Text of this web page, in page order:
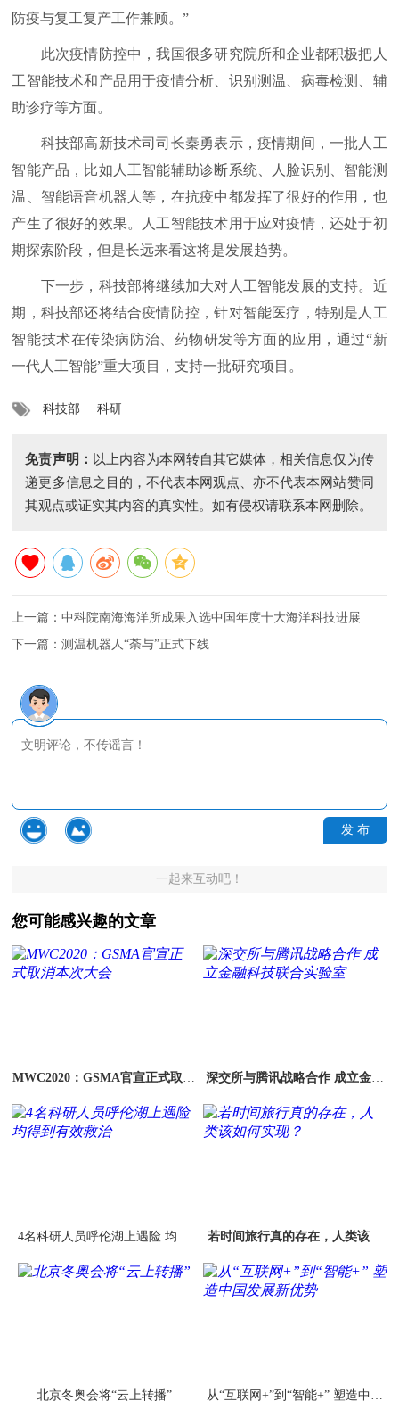
防疫与复工复产工作兼顾。”
此次疫情防控中，我国很多研究院所和企业都积极把人
工智能技术和产品用于疫情分析、识别测温、病毒检测、辅
助诊疗等方面。
科技部高新技术司司长秦勇表示，疫情期间，一批人工
智能产品，比如人工智能辅助诊断系统、人脸识别、智能测
温、智能语音机器人等，在抗疫中都发挥了很好的作用，也
产生了很好的效果。人工智能技术用于应对疫情，还处于初
期探索阶段，但是长远来看这将是发展趋势。
下一步，科技部将继续加大对人工智能发展的支持。近
期，科技部还将结合疫情防控，针对智能医疗，特别是人工
智能技术在传染病防治、药物研发等方面的应用，通过“新
一代人工智能”重大项目，支持一批研究项目。
科技部 科研
免责声明： 以上内容为本网转自其它媒体，相关信息仅为传
递更多信息之目的，不代表本网观点、亦不代表本网站赞同
其观点或证实其内容的真实性。如有侵权请联系本网删除。
上一篇：中科院南海海洋所成果入选中国年度十大海洋科技进展
下一篇：测温机器人“荼与”正式下线
发 布
一起来互动吧！
您可能感兴趣的文章
MWC2020：GSMA官宣正式取消
深交所与腾讯战略合作 成立金融
4名科研人员呼伦湖上遇险 均得
若时间旅行真的存在，人类该如
北京冬奥会将“云上转播”
从“互联网+”到“智能+” 塑造中国